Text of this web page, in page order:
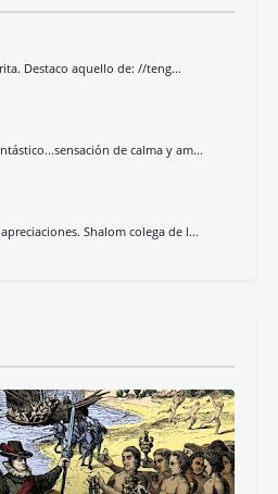
Destaco aquello de: //teng...
de calma y am...
Shalom colega de l...